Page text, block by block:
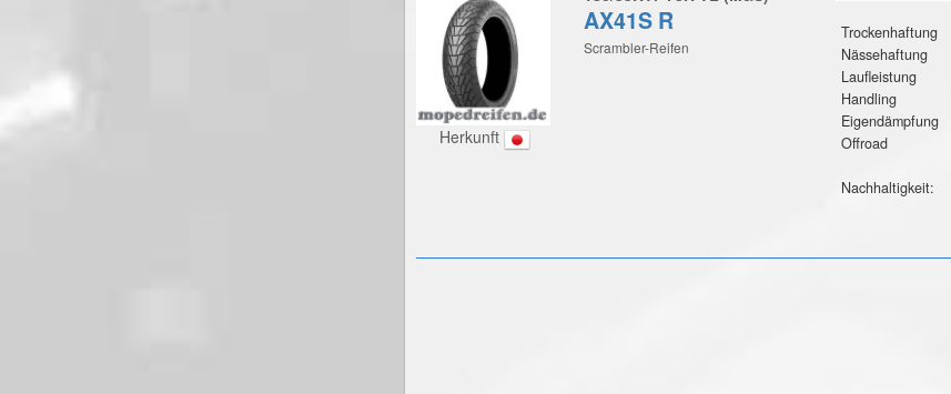
Herkunft
AX41S R
Scrambler-Reifen
Trockenhaftung
Nässehaftung
Laufleistung
Handling
Eigendämpfung
Offroad
Nachhaltigkeit: